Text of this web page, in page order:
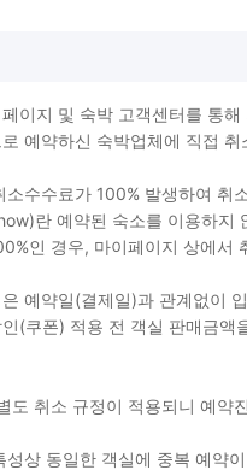
이지 및 숙박 고객센터를 통해
예약하신 숙박업체에 직접
소수수료가 100% 발생하여 취
란 예약된 숙소를 이용하지
인 경우, 마이페이지 상에서
예약일(결제일)과 관계없이
(쿠폰) 적용 전 객실 판매금액
도 취소 규정이 적용되니 예
성상 동일한 객실에 중복 예약